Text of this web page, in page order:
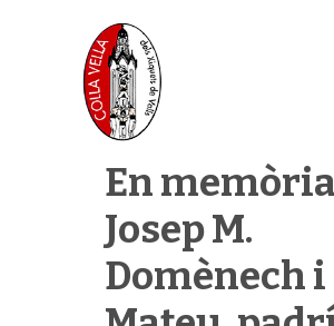
En
Josep M.
Domènech i